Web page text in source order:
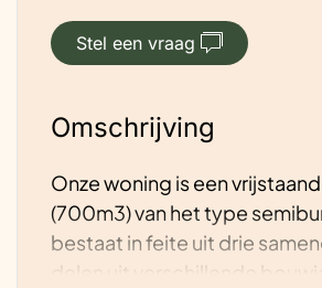
Stel een vraag
Omschrijving
Onze woning is een
(700m3) van het type
bestaat in feite uit drie